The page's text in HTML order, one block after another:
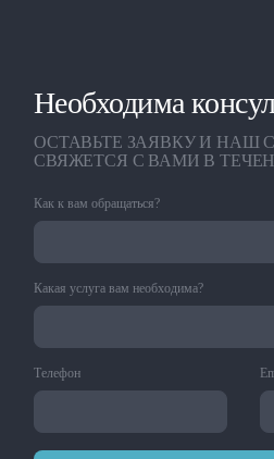
Необходима
ОСТАВЬТЕ ЗАЯВКУ И НАШ
СВЯЖЕТСЯ С ВАМИ В
Как к вам обращаться?
Какая услуга вам необходима?
Телефон